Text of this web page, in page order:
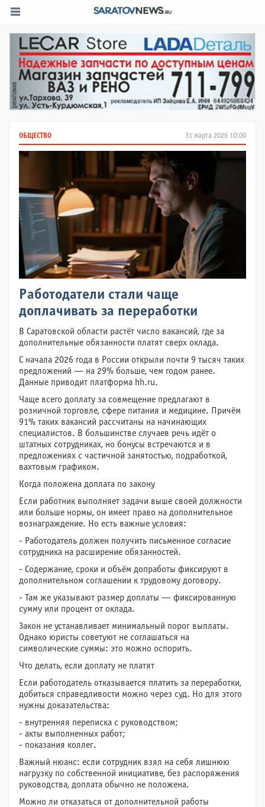
31 марта 2026 10:00
ОБЩЕСТВО
Работодатели стали чаще
доплачивать за переработки
В Саратовской области растёт число вакансий, где за
дополнительные обязанности платят сверх оклада.
С начала 2026 года в России открыли почти 9 тысяч таких
предложений — на 29% больше, чем годом ранее.
Данные приводит платформа hh.ru.
Чаще всего доплату за совмещение предлагают в
розничной торговле, сфере питания и медицине. Причём
91% таких вакансий рассчитаны на начинающих
специалистов. В большинстве случаев речь идёт о
штатных сотрудниках, но бонусы встречаются и в
предложениях с частичной занятостью, подработкой,
вахтовым графиком.
Когда положена доплата по закону
Если работник выполняет задачи выше своей должности
или больше нормы, он имеет право на дополнительное
вознаграждение. Но есть важные условия:
- Работодатель должен получить письменное согласие
сотрудника на расширение обязанностей.
- Содержание, сроки и объём допработы фиксируют в
дополнительном соглашении к трудовому договору.
- Там же указывают размер доплаты — фиксированную
сумму или процент от оклада.
Закон не устанавливает минимальный порог выплаты.
Однако юристы советуют не соглашаться на
символические суммы: это можно оспорить.
Что делать, если доплату не платят
Если работодатель отказывается платить за переработки,
добиться справедливости можно через суд. Но для этого
нужны доказательства:
- внутренняя переписка с руководством;
- акты выполненных работ;
- показания коллег.
Важный нюанс: если сотрудник взял на себя лишнюю
нагрузку по собственной инициативе, без распоряжения
руководства, доплата обычно не положена.
Можно ли отказаться от дополнительной работы